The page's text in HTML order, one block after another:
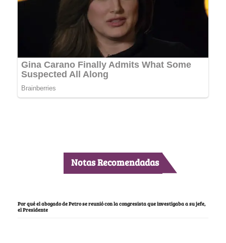
Notas Recomendadas
Por qué el abogado de Petro se reunió con la congresista que investigaba a su jefe,
el Presidente